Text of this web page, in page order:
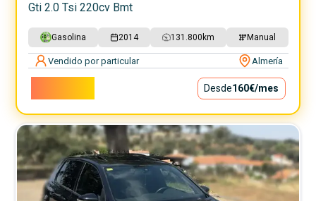
Gti 2.0 Tsi 220cv Bmt
Gasolina 2014 131.800 km Manual
Vendido por particular Almería
Desde160€/mes